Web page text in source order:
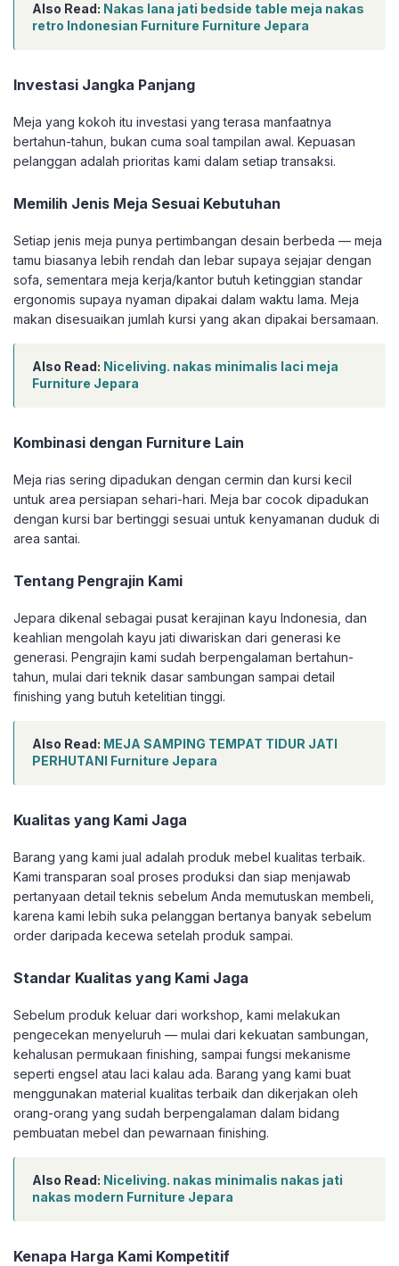
Also Read: Nakas lana jati bedside table meja nakas
retro Indonesian Furniture Furniture Jepara
Investasi Jangka Panjang
Meja yang kokoh itu investasi yang terasa manfaatnya
bertahun-tahun, bukan cuma soal tampilan awal. Kepuasan
pelanggan adalah prioritas kami dalam setiap transaksi.
Memilih Jenis Meja Sesuai Kebutuhan
Setiap jenis meja punya pertimbangan desain berbeda — meja
tamu biasanya lebih rendah dan lebar supaya sejajar dengan
sofa, sementara meja kerja/kantor butuh ketinggian standar
ergonomis supaya nyaman dipakai dalam waktu lama. Meja
makan disesuaikan jumlah kursi yang akan dipakai bersamaan.
Also Read: Niceliving. nakas minimalis laci meja
Furniture Jepara
Kombinasi dengan Furniture Lain
Meja rias sering dipadukan dengan cermin dan kursi kecil
untuk area persiapan sehari-hari. Meja bar cocok dipadukan
dengan kursi bar bertinggi sesuai untuk kenyamanan duduk di
area santai.
Tentang Pengrajin Kami
Jepara dikenal sebagai pusat kerajinan kayu Indonesia, dan
keahlian mengolah kayu jati diwariskan dari generasi ke
generasi. Pengrajin kami sudah berpengalaman bertahun-
tahun, mulai dari teknik dasar sambungan sampai detail
finishing yang butuh ketelitian tinggi.
Also Read: MEJA SAMPING TEMPAT TIDUR JATI
PERHUTANI Furniture Jepara
Kualitas yang Kami Jaga
Barang yang kami jual adalah produk mebel kualitas terbaik.
Kami transparan soal proses produksi dan siap menjawab
pertanyaan detail teknis sebelum Anda memutuskan membeli,
karena kami lebih suka pelanggan bertanya banyak sebelum
order daripada kecewa setelah produk sampai.
Standar Kualitas yang Kami Jaga
Sebelum produk keluar dari workshop, kami melakukan
pengecekan menyeluruh — mulai dari kekuatan sambungan,
kehalusan permukaan finishing, sampai fungsi mekanisme
seperti engsel atau laci kalau ada. Barang yang kami buat
menggunakan material kualitas terbaik dan dikerjakan oleh
orang-orang yang sudah berpengalaman dalam bidang
pembuatan mebel dan pewarnaan finishing.
Also Read: Niceliving. nakas minimalis nakas jati
nakas modern Furniture Jepara
Kenapa Harga Kami Kompetitif